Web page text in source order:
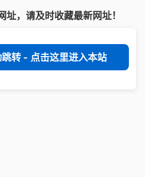
，请及时收藏最新网址！
转 - 点击这里进入本站